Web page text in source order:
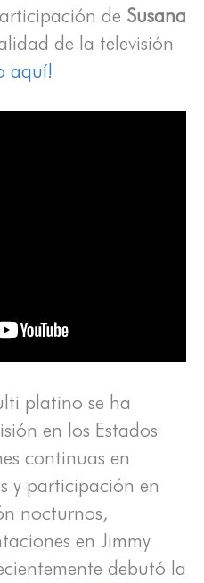
de Susana
de la televisión
aquí!
platino se ha
en los Estados
continuas en
y participación en
nocturnos,
en Jimmy
debutó la